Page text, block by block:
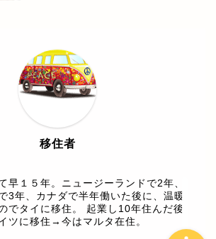
移住者
早１５年。ニュージーランドで2年、
3年、カナダで半年働いた後に、温暖
でタイに移住。 起業し10年住んだ後
ツに移住→今はマルタ在住。
ヨーロッパ